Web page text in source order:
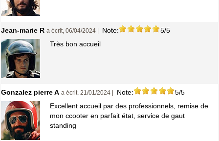
Jean-marie R a écrit, 06/04/2024 | Note:
5/5
Très bon accueil
Gonzalez pierre A a écrit, 21/01/2024 | Note:
5/5
Excellent accueil par des professionnels, remise de
mon ccooter en parfait état, service de gaut
standing